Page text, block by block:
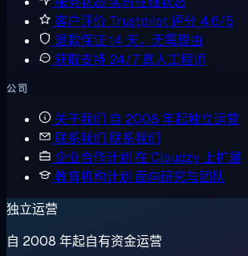
客户评价 Trustpilot 评分 4.6/5
退款保证 14 天，无需理由
获取支持 24/7 真人工程师
公司
关于我们 自 2008 年起独立运营
联系我们 联系我们
企业合作计划 在 Cloudzy 上扩展
教育机构计划 面向研究与团队
独立运营
自 2008 年起自有资金运营